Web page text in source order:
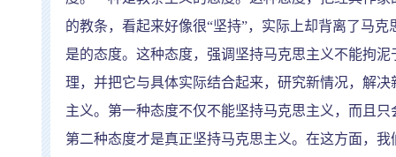
的教条，看起来好像很“坚持”，实际上却背离了马克
是的态度。这种态度，强调坚持马克思主义不能拘
理，并把它与具体实际结合起来，研究新情况，解
主义。第一种态度不仅不能坚持马克思主义，而且
第二种态度才是真正坚持马克思主义。在这方面，